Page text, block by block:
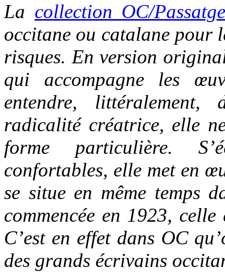
La collection OC/Passatg
occitane ou catalane pour
risques. En version
qui accompagne les
entendre,
radicalité créatrice, elle
forme particulière.
confortables, elle met en
se situe en même temps
commencée en 1923,
C’est en effet dans OC
des grands écrivains